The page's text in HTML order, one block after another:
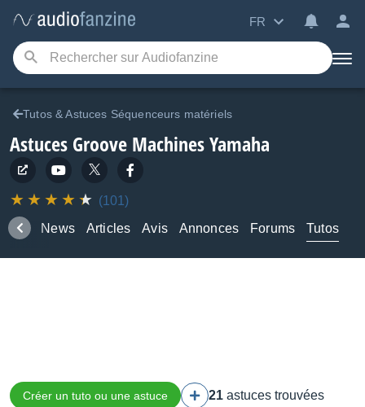
FR
Tutos & Astuces Séquenceurs matériels
Astuces Groove Machines Yamaha
(101)
News Articles Avis Annonces Forums Tutos
Créer un tuto ou une astuce 21 astuces trouvées